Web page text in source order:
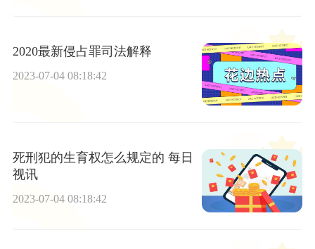
2020最新侵占罪司法解释
2023-07-04 08:18:42
死刑犯的生育权怎么规定的 每日
视讯
2023-07-04 08:18:42